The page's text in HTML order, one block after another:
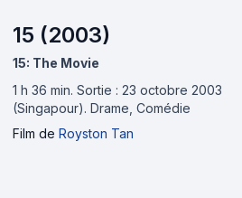
15 (2003)
15: The Movie
1 h 36 min. Sortie : 23 octobre 2003
(Singapour). Drame, Comédie
Film de Royston Tan